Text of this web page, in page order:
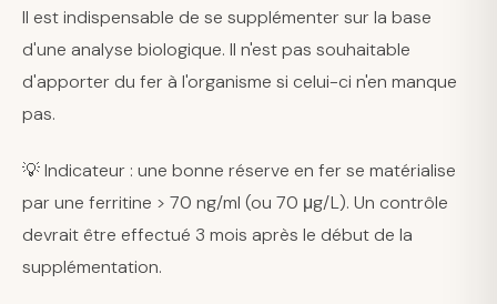
Il est indispensable de se supplémenter sur la base
d'une analyse biologique. Il n'est pas souhaitable
d'apporter du fer à l'organisme si celui-ci n'en manque
pas.
💡 Indicateur : une bonne réserve en fer se matérialise
par une ferritine > 70 ng/ml (ou 70 μg/L). Un contrôle
devrait être effectué 3 mois après le début de la
supplémentation.